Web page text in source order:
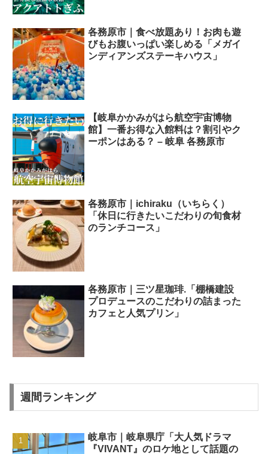
各務原市｜食べ放題あり！お肉も遊
びもお腹いっぱい楽しめる「メガイ
ンディアンズステーキハウス」
【岐阜かかみがはら航空宇宙博物
館】一番お得な入館料は？割引やク
ーポンはある？ – 岐阜 各務原市
各務原市｜ichiraku（いちらく）
「休日に行きたいこだわりの旬食材
のランチコース」
各務原市｜三ツ星珈琲.「棚橋建設
プロデュースのこだわりの詰まった
カフェと人気プリン」
週間ランキング
岐阜市｜岐阜県庁「大人気ドラマ
『VIVANT』のロケ地として話題の